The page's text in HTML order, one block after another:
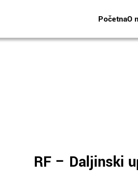
PočetnaO
RF – Daljinski